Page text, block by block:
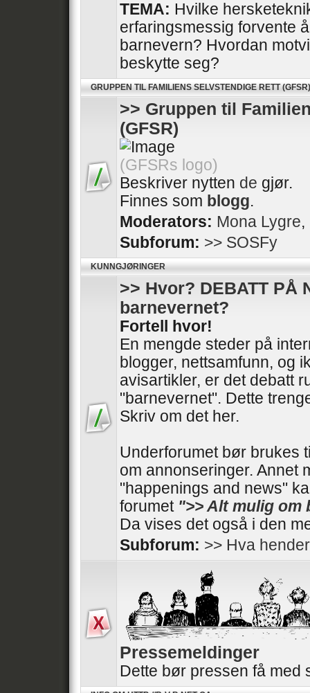
TEMA: Hvilke
erfaringsmessig forvente
barnevern? Hvordan
beskytte seg?
GRUPPEN TIL FAMILIENS SELVSTENDIGE RETT (GFSR)
>> Gruppen til
(GFSR)
(GFSRs logo)
Beskriver nytten de gjør.
Finnes som blogg.
Moderators: Mona Lygre,
Subforum: >> SOSFy
KUNNGJØRINGER
>> Hvor? DEBATT PÅ
barnevernet?
Fortell hvor!
En mengde steder på
blogger, nettsamfunn, og
avisartikler, er det debatt
"barnevernet". Dette
Skriv om det her.
Underforumet bør brukes
om annonseringer. Annet
"happenings and news"
forumet ">> Alt mulig
Da vises det også i den
Subforum: >> Hva
Pressemeldinger
Dette bør pressen få med